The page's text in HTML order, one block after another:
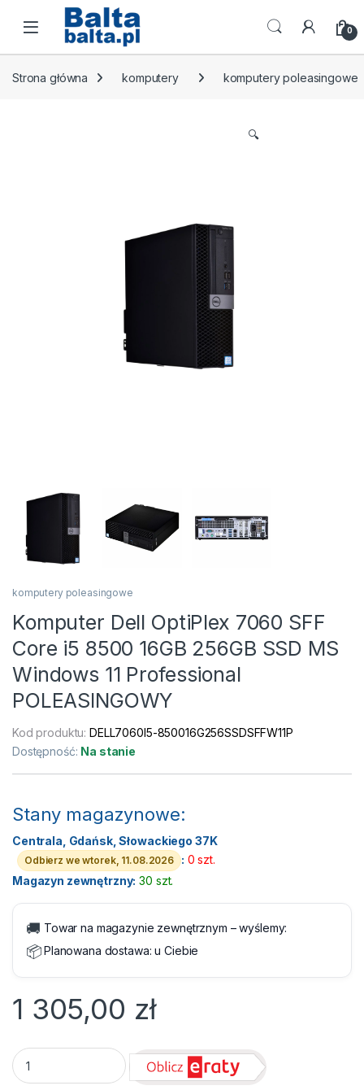
Skip to navigation
Skip to content
Open 0
Strona główna komputery komputery poleasingowe
🔍
komputery poleasingowe
Komputer Dell OptiPlex 7060 SFF
Core i5 8500 16GB 256GB SSD MS
Windows 11 Professional
POLEASINGOWY
Kod produktu:DELL7060I5-850016G256SSDSFFW11P
Dostępność: Na stanie
Stany magazynowe:
Centrala, Gdańsk, Słowackiego 37K
Odbierz we wtorek, 11.08.2026 : 0 szt.
Magazyn zewnętrzny: 30 szt.
🚚 Towar na magazynie zewnętrznym – wyślemy:
📦Planowana dostawa:u Ciebie
1 305,00 zł
Komputer Dell OptiPlex 7060 SFF Core i5 8500 16GB 256GB